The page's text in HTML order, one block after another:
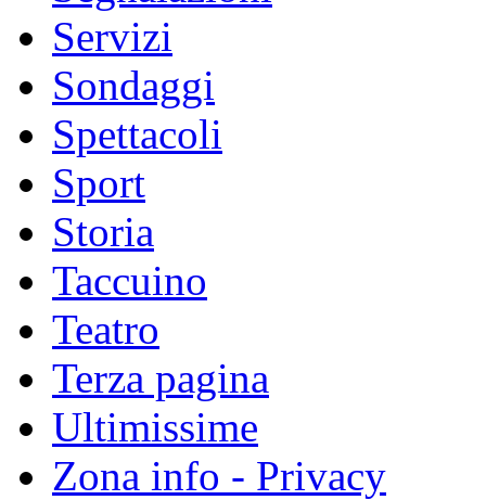
Servizi
Sondaggi
Spettacoli
Sport
Storia
Taccuino
Teatro
Terza pagina
Ultimissime
Zona info - Privacy